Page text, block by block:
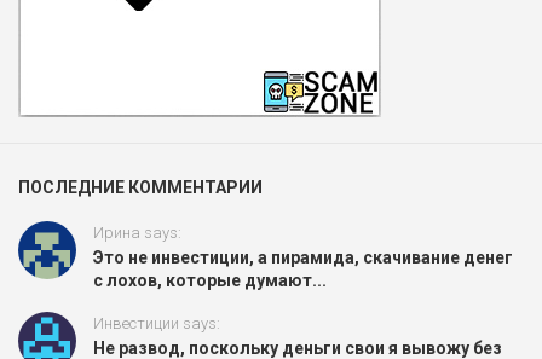
ПОСЛЕДНИЕ КОММЕНТАРИИ
Ирина says:
Это не инвестиции, а пирамида, скачивание денег
с лохов, которые думают...
Инвестиции says:
Не развод, поскольку деньги свои я вывожу без